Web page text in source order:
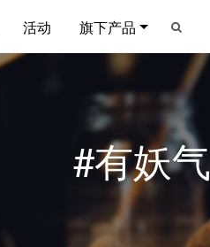
活动 旗下产品
#有妖气